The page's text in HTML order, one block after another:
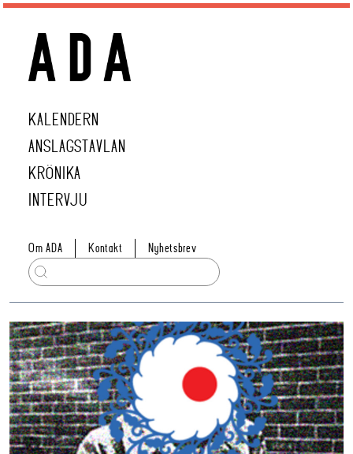
KALENDERN
ANSLAGSTAVLAN
KRÖNIKA
INTERVJU
Om ADA Kontakt Nyhetsbrev